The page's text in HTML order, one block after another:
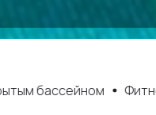
Фитнес-клуб